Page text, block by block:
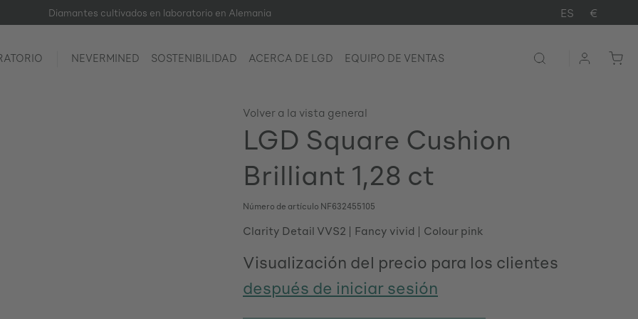
Diamantes cultivados en laboratorio en Alemania ES €
NEVERMINED SOSTENIBILIDAD ACERCA DE LGD EQUIPO DE VENTAS
Volver a la vista general
LGD Square Cushion
Brilliant 1,28 ct
Número de artículo NF632455105
Clarity Detail VVS2 Fancy vivid Colour pink
Visualización del precio para los clientes
después de iniciar sesión